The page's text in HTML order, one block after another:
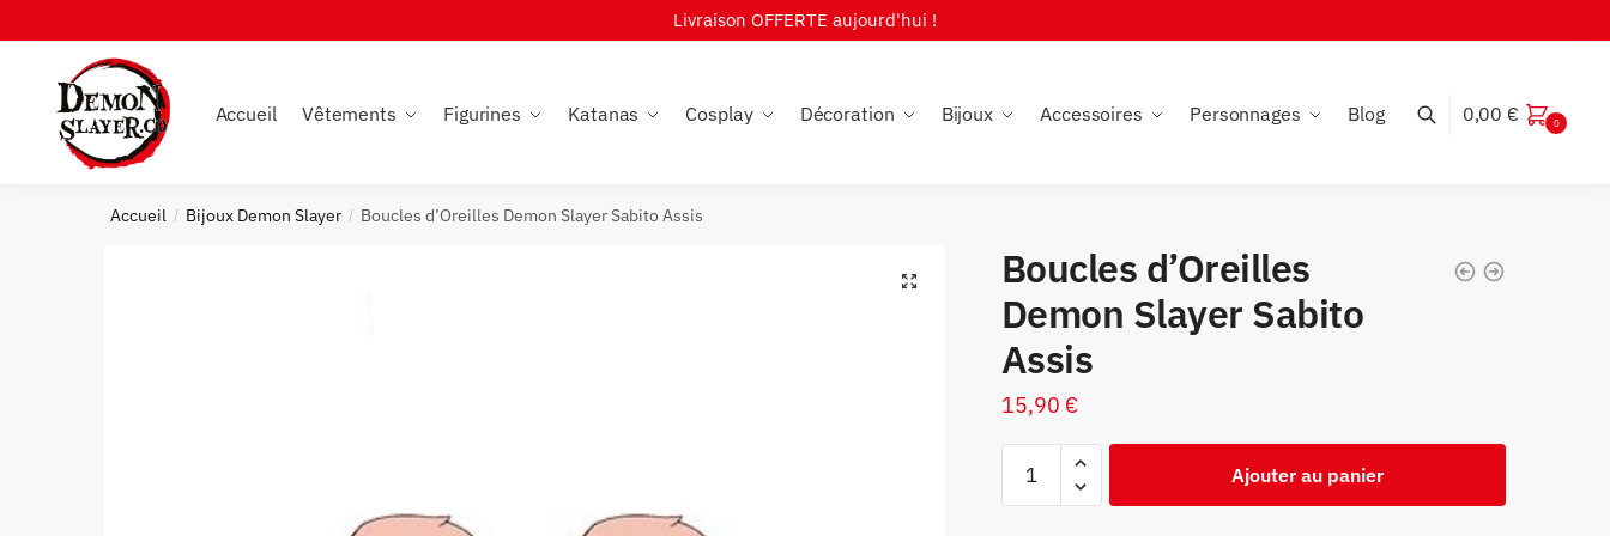
to
navigation
to
Livraison OFFERTE aujourd'hui !
Accueil Vêtements Figurines Katanas Cosplay Décoration Bijoux Accessoires Personnages Blog 0,00 € 0
Accueil / Bijoux Demon Slayer / Boucles d’Oreilles Demon Slayer Sabito Assis
🔍
Boucles d’Oreilles
Demon Slayer Sabito
Assis
15,90 €
Ajouter au panier